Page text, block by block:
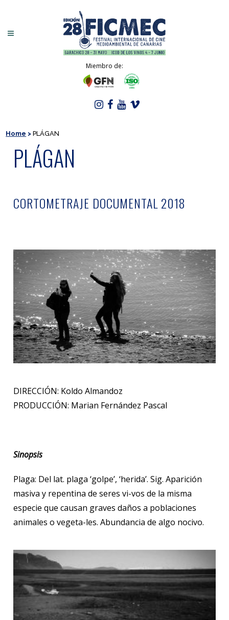
Miembro de:
Home >PLÁGAN
PLÁGAN
CORTOMETRAJE DOCUMENTAL 2018
DIRECCIÓN: Koldo Almandoz
PRODUCCIÓN: Marian Fernández Pascal
Sinopsis
Plaga: Del lat. plaga ‘golpe’, ‘herida’. Sig. Aparición
masiva y repentina de seres vi-vos de la misma
especie que causan graves daños a poblaciones
animales o vegeta-les. Abundancia de algo nocivo.